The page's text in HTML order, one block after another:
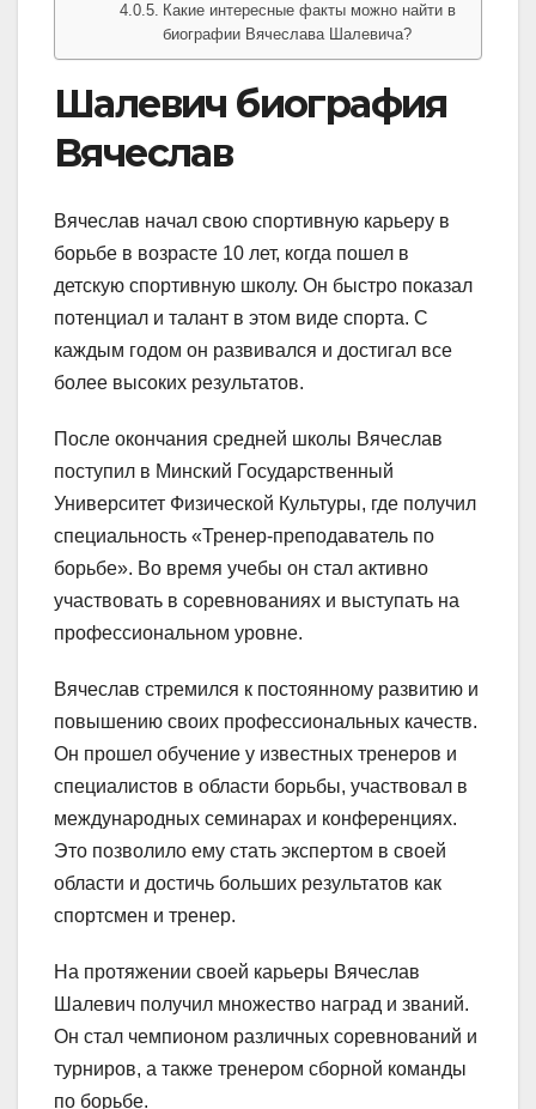
Какие интересные факты можно найти в
биографии Вячеслава Шалевича?
Шалевич биография
Вячеслав
Вячеслав начал свою спортивную карьеру в
борьбе в возрасте 10 лет, когда пошел в
детскую спортивную школу. Он быстро показал
потенциал и талант в этом виде спорта. С
каждым годом он развивался и достигал все
более высоких результатов.
После окончания средней школы Вячеслав
поступил в Минский Государственный
Университет Физической Культуры, где получил
специальность «Тренер-преподаватель по
борьбе». Во время учебы он стал активно
участвовать в соревнованиях и выступать на
профессиональном уровне.
Вячеслав стремился к постоянному развитию и
повышению своих профессиональных качеств.
Он прошел обучение у известных тренеров и
специалистов в области борьбы, участвовал в
международных семинарах и конференциях.
Это позволило ему стать экспертом в своей
области и достичь больших результатов как
спортсмен и тренер.
На протяжении своей карьеры Вячеслав
Шалевич получил множество наград и званий.
Он стал чемпионом различных соревнований и
турниров, а также тренером сборной команды
по борьбе.